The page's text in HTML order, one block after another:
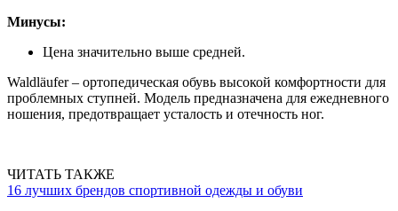
Минусы:
Цена значительно выше средней.
Waldläufer – ортопедическая обувь высокой комфортности для
проблемных ступней. Модель предназначена для ежедневного
ношения, предотвращает усталость и отечность ног.
ЧИТАТЬ ТАКЖЕ
16 лучших брендов спортивной одежды и обуви